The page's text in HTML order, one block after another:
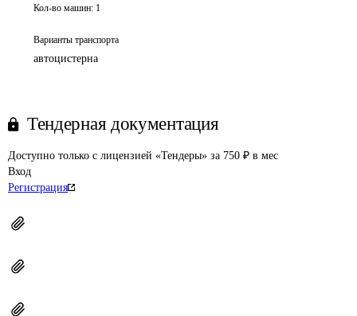
Кол-во машин: 1
Варианты транспорта
автоцистерна
Тендерная документация
Доступно только с лицензией «Тендеры» за 750 ₽ в мес
Вход
Регистрация